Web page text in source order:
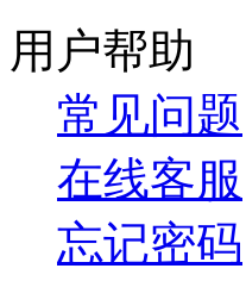
用户帮助
常见问题
在线客服
忘记密码